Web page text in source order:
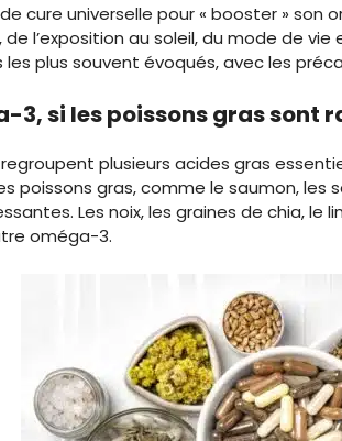
cure universelle pour « booster » son
de l’exposition au soleil, du mode de
plus souvent évoqués, avec les
3, si les poissons gras sont
plusieurs acides gras
poissons gras, comme le saumon,
Les noix, les graines de chia, le
oméga-3.